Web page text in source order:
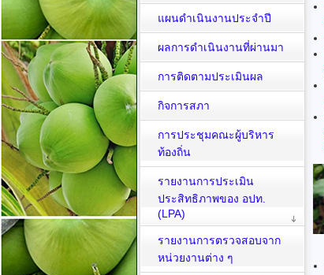
แผนดำเนินงานประจำปี
ผลการดำเนินงานที่ผ่านมา
การติดตามประเมินผล
กิจการสภา
การประชุมคณะผู้บริหาร
ท้องถิ่น
รายงานการประเมิน
ประสิทธิภาพของ อปท.
(LPA)
รายงานการตรวจสอบจาก
หน่วยงานต่าง ๆ